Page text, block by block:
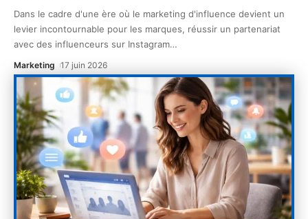
Dans le cadre d'une ère où le marketing d'influence devient un
levier incontournable pour les marques, réussir un partenariat
avec des influenceurs sur Instagram…
Marketing 17 juin 2026